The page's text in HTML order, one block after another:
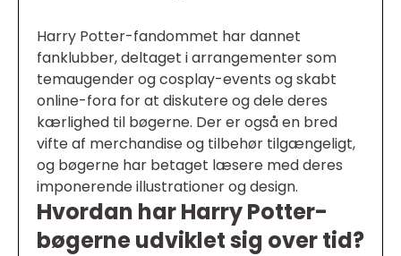
Harry Potter-fandommet har dannet
fanklubber, deltaget i arrangementer som
temaugender og cosplay-events og skabt
online-fora for at diskutere og dele deres
kærlighed til bøgerne. Der er også en bred
vifte af merchandise og tilbehør tilgængeligt,
og bøgerne har betaget læsere med deres
imponerende illustrationer og design.
Hvordan har Harry Potter-
bøgerne udviklet sig over tid?